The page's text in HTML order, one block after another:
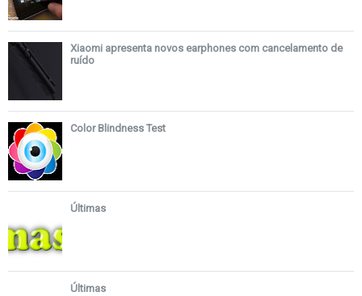
Xiaomi apresenta novos earphones com cancelamento de
ruído
Color Blindness Test
Últimas
Últimas